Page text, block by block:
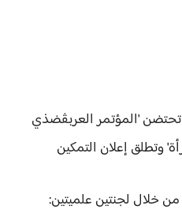
تحتضن 'المؤتمر العربڤضذي
وتطلق إعلان التمكين
من خلال لجنتين علميتين: